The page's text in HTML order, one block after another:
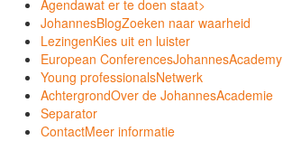
Agendawat er te doen staat>
JohannesBlogZoeken naar waarheid
LezingenKies uit en luister
European ConferencesJohannesAcademy
Young professionalsNetwerk
AchtergrondOver de JohannesAcademie
Separator
ContactMeer informatie